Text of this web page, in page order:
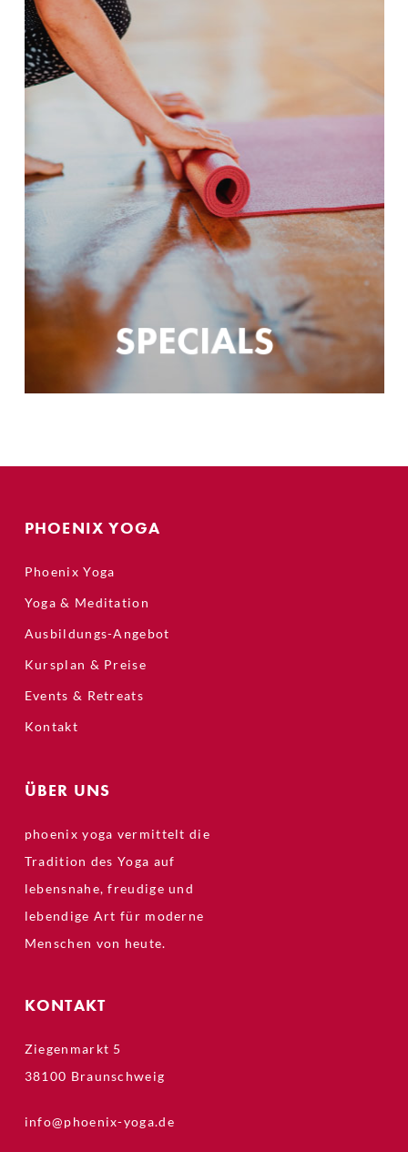
SPECIALS
PHOENIX YOGA
Phoenix Yoga
Yoga & Meditation
Ausbildungs-Angebot
Kursplan & Preise
Events & Retreats
Kontakt
ÜBER UNS
phoenix yoga vermittelt die
Tradition des Yoga auf
lebensnahe, freudige und
lebendige Art für moderne
Menschen von heute.
KONTAKT
Ziegenmarkt 5
38100 Braunschweig
info@phoenix-yoga.de